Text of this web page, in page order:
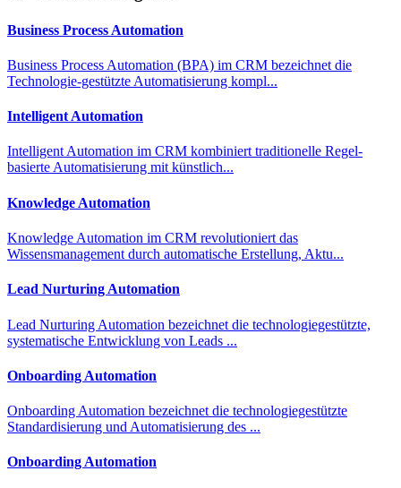
Business Process Automation
Business Process Automation (BPA) im CRM bezeichnet die
Technologie-gestützte Automatisierung kompl...
Intelligent Automation
Intelligent Automation im CRM kombiniert traditionelle Regel-
basierte Automatisierung mit künstlich...
Knowledge Automation
Knowledge Automation im CRM revolutioniert das
Wissensmanagement durch automatische Erstellung, Aktu...
Lead Nurturing Automation
Lead Nurturing Automation bezeichnet die technologiegestützte,
systematische Entwicklung von Leads ...
Onboarding Automation
Onboarding Automation bezeichnet die technologiegestützte
Standardisierung und Automatisierung des ...
Onboarding Automation